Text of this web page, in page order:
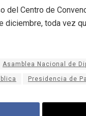
del Centro de
diciembre, toda vez
Asamblea Nacional de
Presidencia de